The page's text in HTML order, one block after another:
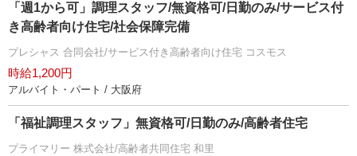
「週1から可」調理スタッフ/無資格可/日勤のみ/サービス付
き高齢者向け住宅/社会保障完備
プレシャス 合同会社/サービス付き高齢者向け住宅 コスモス
時給1,200円
アルバイト・パート / 大阪府
「福祉調理スタッフ」無資格可/日勤のみ/高齢者住宅
プライマリー 株式会社/高齢者共同住宅 和里